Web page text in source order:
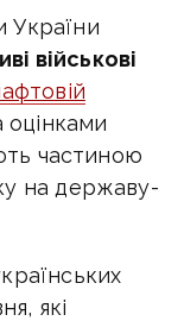
України
військові
оцінками
частиною
на державу-
які